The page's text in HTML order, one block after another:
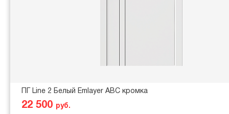
ПГ Line 2 Белый Emlayer АВС кромка
22 500 руб.